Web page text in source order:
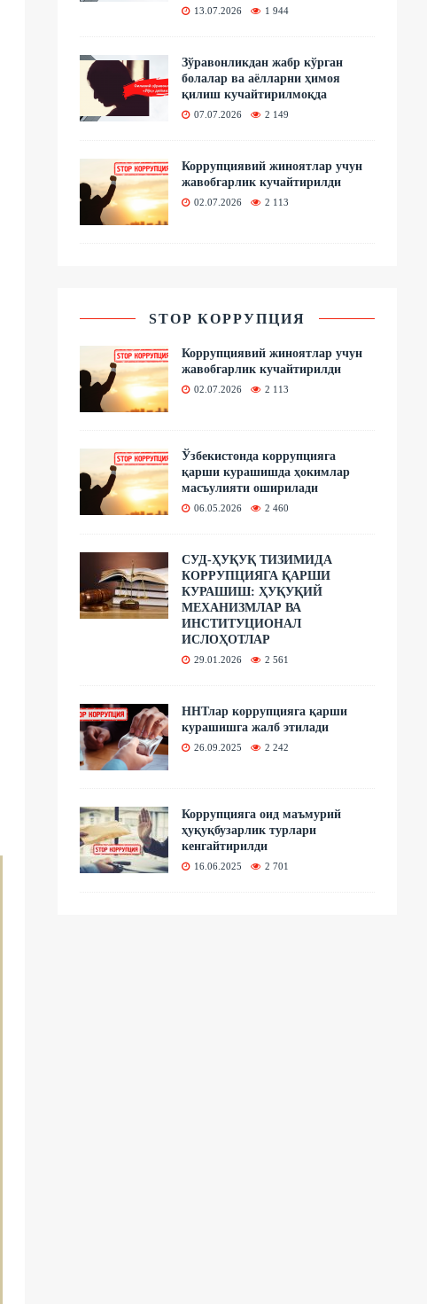
13.07.2026 1 944
Зўравонликдан жабр кўрган
болалар ва аёлларни ҳимоя
қилиш кучайтирилмоқда
07.07.2026 2 149
Коррупциявий жиноятлар учун
жавобгарлик кучайтирилди
02.07.2026 2 113
STOP КОРРУПЦИЯ
Коррупциявий жиноятлар учун
жавобгарлик кучайтирилди
02.07.2026 2 113
Ўзбекистонда коррупцияга
қарши курашишда ҳокимлар
масъулияти оширилади
06.05.2026 2 460
СУД-ҲУҚУҚ ТИЗИМИДА
КОРРУПЦИЯГА ҚАРШИ
КУРАШИШ: ҲУҚУҚИЙ
МЕХАНИЗМЛАР ВА
ИНСТИТУЦИОНАЛ
ИСЛОҲОТЛАР
29.01.2026 2 561
ННТлар коррупцияга қарши
курашишга жалб этилади
26.09.2025 2 242
Коррупцияга оид маъмурий
ҳуқуқбузарлик турлари
кенгайтирилди
16.06.2025 2 701